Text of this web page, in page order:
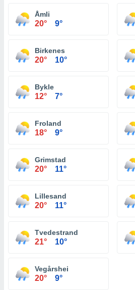
Åmli
20° 9°
Birkenes
20° 10°
Bykle
12° 7°
Froland
18° 9°
Grimstad
20° 11°
Lillesand
20° 11°
Tvedestrand
21° 10°
Vegårshei
20° 9°